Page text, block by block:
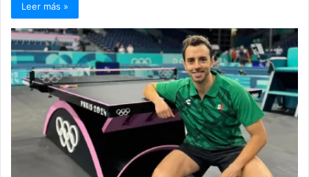
Leer más »